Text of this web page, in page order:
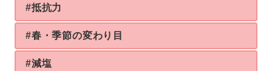
#抵抗力
#春・季節の変わり目
#減塩